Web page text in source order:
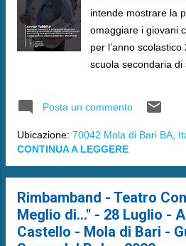
intende mostrare la
omaggiare i giovani
per l’anno
scuola secondaria di
Posta un commento
Ubicazione: 70042 Mola di Bari BA,
CONTINUA A LEGGERE
Rimbamband - Teatro
Meglio di..." - 28 Luglio -
Castello - Mola di Bari -